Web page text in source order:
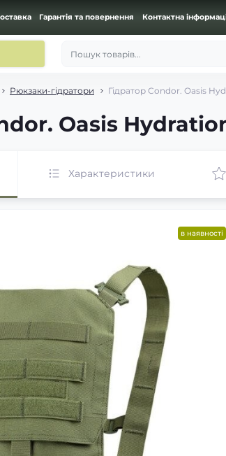
Гарантія та повернення Контактна
Пошук товарів...
Рюкзаки-гідратори Гідратор Condor. Oasis
Oasis
Характеристики
в наявності